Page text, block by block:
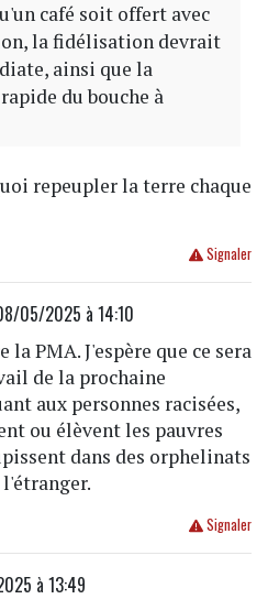
café soit offert avec
la fidélisation devrait
ainsi que la
du bouche à
repeupler la terre chaque
Signaler
05/2025 à 14:10
PMA. J'espère que ce sera
de la prochaine
aux personnes racisées,
ou élèvent les pauvres
dans des orphelinats
l'étranger.
Signaler
à 13:49